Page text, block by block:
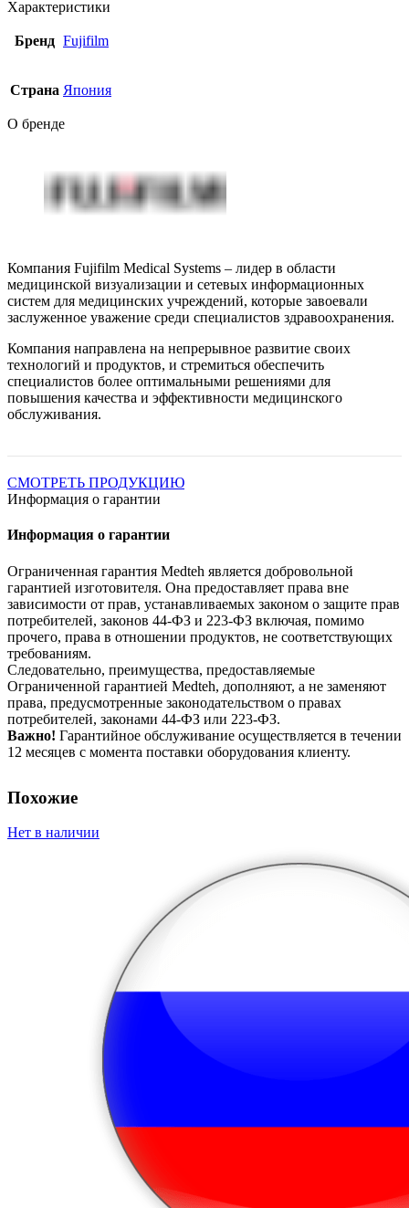
Характеристики
Бренд Fujifilm
Страна Япония
О бренде
Компания Fujifilm Medical Systems – лидер в области
медицинской визуализации и сетевых информационных
систем для медицинских учреждений, которые завоевали
заслуженное уважение среди специалистов здравоохранения.
Компания направлена на непрерывное развитие своих
технологий и продуктов, и стремиться обеспечить
специалистов более оптимальными решениями для
повышения качества и эффективности медицинского
обслуживания.
СМОТРЕТЬ ПРОДУКЦИЮ
Информация о гарантии
Информация о гарантии
Ограниченная гарантия Medteh является добровольной
гарантией изготовителя. Она предоставляет права вне
зависимости от прав, устанавливаемых законом о защите прав
потребителей, законов 44-ФЗ и 223-ФЗ включая, помимо
прочего, права в отношении продуктов, не соответствующих
требованиям.
Следовательно, преимущества, предоставляемые
Ограниченной гарантией Medteh, дополняют, а не заменяют
права, предусмотренные законодательством о правах
потребителей, законами 44-ФЗ или 223-ФЗ.
Важно! Гарантийное обслуживание осуществляется в течении
12 месяцев с момента поставки оборудования клиенту.
Похожие
Нет в наличии